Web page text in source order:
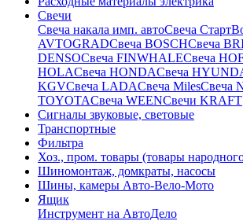
Свечи
Свечa накала имп. автоСвечa
AVTOGRADСвеча BOSCHСвеча
DENSOСвеча FINWHALEСвеча
HOLAСвеча HONDAСвеча
KGVСвеча LADAСвеча MilesСвеча
TOYOTAСвеча WEENСвечи KRAFT
Сигналы звуковые, световые
Транспортные
Фильтра
Хоз., пром. товары (товары
Шиномонтаж, домкраты, насосы
Шины, камеры Авто-Вело-Мото
Ящик
Инструмент на АвтоДело